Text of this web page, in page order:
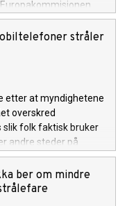
stråler
etter at myndighetene
overskred
slik folk faktisk bruker
andre steder på
selges iPhone 12
i Norge og
ber om mindre